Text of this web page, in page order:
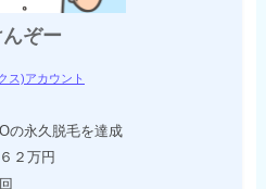
んぞー
ス)アカウント
の永久脱毛を達成
２万円